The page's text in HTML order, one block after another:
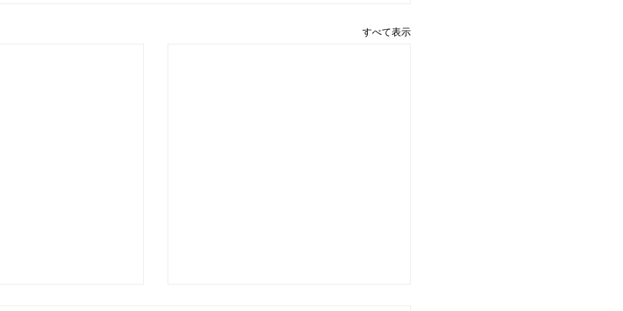
すべて表示